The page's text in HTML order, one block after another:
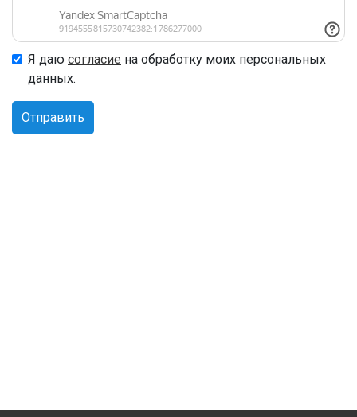
Я даю согласие на обработку моих персональных
данных.
Отправить